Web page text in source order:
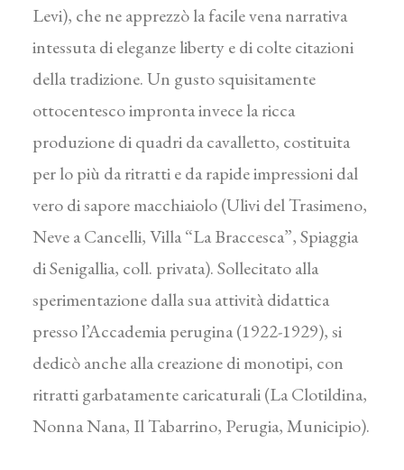
Levi), che ne apprezzò la facile vena narrativa
intessuta di eleganze liberty e di colte citazioni
della tradizione. Un gusto squisitamente
ottocentesco impronta invece la ricca
produzione di quadri da cavalletto, costituita
per lo più da ritratti e da rapide impressioni dal
vero di sapore macchiaiolo (Ulivi del Trasimeno,
Neve a Cancelli, Villa “La Braccesca”, Spiaggia
di Senigallia, coll. privata). Sollecitato alla
sperimentazione dalla sua attività didattica
presso l’Accademia perugina (1922-1929), si
dedicò anche alla creazione di monotipi, con
ritratti garbatamente caricaturali (La Clotildina,
Nonna Nana, Il Tabarrino, Perugia, Municipio).